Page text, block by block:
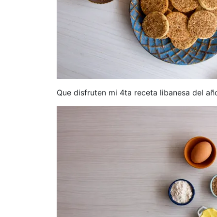
Que disfruten mi 4ta receta libanesa del